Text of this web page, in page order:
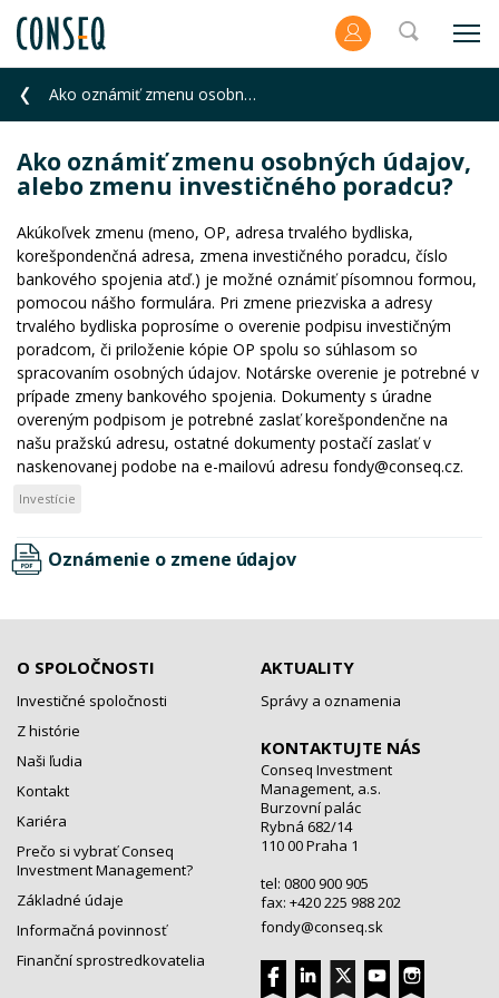
Ako oznámiť zmenu osobných údajov, alebo zmenu investičného poradcu?
Ako oznámiť zmenu osobných údajov,
alebo zmenu investičného poradcu?
Akúkoľvek zmenu (meno, OP, adresa trvalého bydliska,
korešpondenčná adresa, zmena investičného poradcu, číslo
bankového spojenia atď.) je možné oznámiť písomnou formou,
pomocou nášho formulára. Pri zmene priezviska a adresy
trvalého bydliska poprosíme o overenie podpisu investičným
poradcom, či priloženie kópie OP spolu so súhlasom so
spracovaním osobných údajov. Notárske overenie je potrebné v
prípade zmeny bankového spojenia. Dokumenty s úradne
overeným podpisom je potrebné zaslať korešpondenčne na
našu pražskú adresu, ostatné dokumenty postačí zaslať v
naskenovanej podobe na e-mailovú adresu fondy@conseq.cz.
Investície
Oznámenie o zmene údajov
O SPOLOČNOSTI
Investičné spoločnosti
Z histórie
Naši ľudia
Kontakt
Kariéra
Prečo si vybrať Conseq
Investment Management?
Základné údaje
Informačná povinnosť
Finanční sprostredkovatelia
AKTUALITY
Správy a oznamenia
KONTAKTUJTE NÁS
Conseq Investment
Management, a.s.
Burzovní palác
Rybná 682/14
110 00 Praha 1
tel: 0800 900 905
fax: +420 225 988 202
fondy@conseq.sk